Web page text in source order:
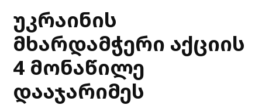
უკრაინის
მხარდამჭერი აქციის
4 მონაწილე
დააჯარიმეს